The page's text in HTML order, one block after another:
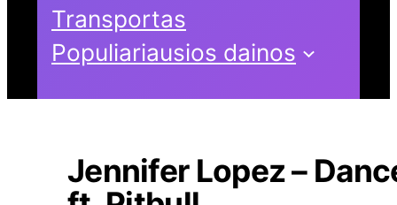
Transportas
Populiariausios dainos
Jennifer Lopez –